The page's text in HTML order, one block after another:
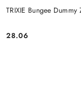
TRIXIE Bungee
Cena:
28.06